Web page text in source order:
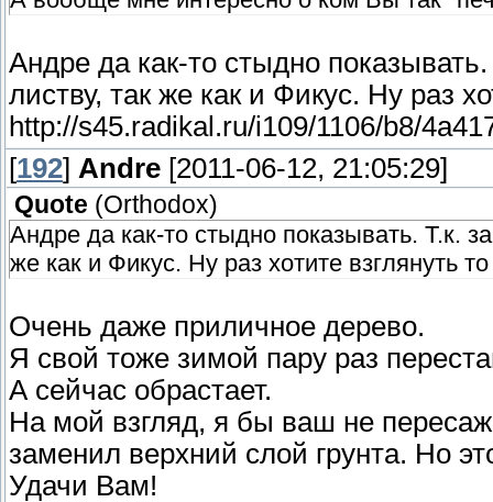
Андре да как-то стыдно
листву, так же как и Фикус. Ну раз
http://s45.radikal.ru/i109/1106/b8/
[192] Andre [2011-06-12, 21:05:29]
Quote (Orthodox)
Андре да как-то стыдно показывать.
же как и Фикус. Ну раз хотите взглянуть
Очень даже приличное дерево.
Я свой тоже зимой пару раз
А сейчас обрастает.
На мой взгляд, я бы ваш не
заменил верхний слой грунта. Но
Удачи Вам!